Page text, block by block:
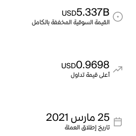
5.337B
USD
القيمة السوقية المخففة بالكامل
0.9698
USD
أعلى قيمة تداول
25 مارس 2021
تاريخ إطلاق العملة